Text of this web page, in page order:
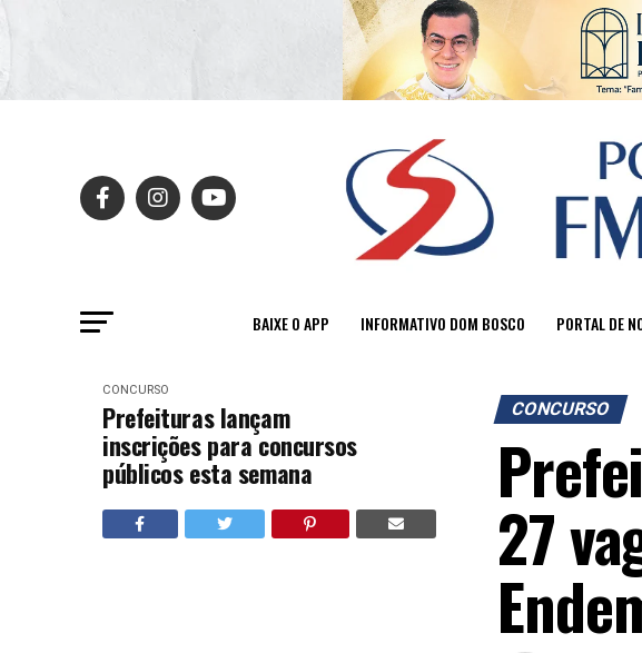
BAIXE O APP INFORMATIVO DOM BOSCO PORTAL DE
CONCURSO
Prefeituras lançam
inscrições para concursos
públicos esta semana
CONCURSO
27